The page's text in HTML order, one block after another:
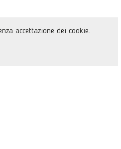
accettazione dei cookie.